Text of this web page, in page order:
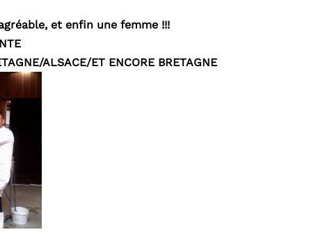
et enfin une femme !!!
ALSACE/ET ENCORE BRETAGNE